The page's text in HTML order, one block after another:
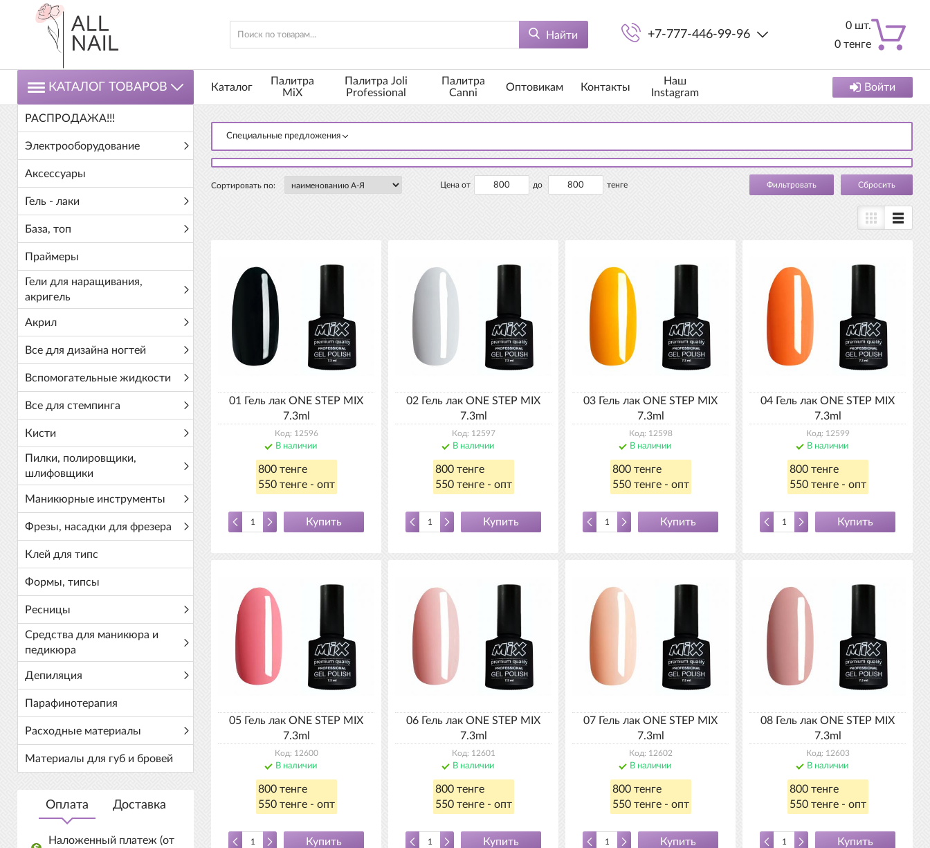
Найти +7-777-446-99-96
0 шт.
0 тенге
КАТАЛОГ ТОВАРОВ
РАСПРОДАЖА!!!
Электрооборудование
Аксессуары
Гель - лаки
База, топ
Праймеры
Гели для наращивания,
акригель
Акрил
Все для дизайна ногтей
Вспомогательные жидкости
Все для стемпинга
Кисти
Пилки, полировщики,
шлифовщики
Маникюрные инструменты
Фрезы, насадки для фрезера
Клей для типс
Формы, типсы
Ресницы
Средства для маникюра и
педикюра
Депиляция
Парафинотерапия
Расходные материалы
Материалы для губ и бровей
Оплата Доставка
Наложенный платеж (от
Каталог
Палитра
MiX
Палитра Joli
Professional
Палитра
Canni
Оптовикам Контакты
Наш
Instagram
Войти
Сортировать по: Цена от до тенге
Специальные предложения
Cбросить
01 Гель лак ONE STEP MIX
7.3ml
Код: 12596
В наличии
800 тенге
550 тенге - опт
Купить
02 Гель лак ONE STEP MIX
7.3ml
Код: 12597
В наличии
800 тенге
550 тенге - опт
Купить
03 Гель лак ONE STEP MIX
7.3ml
Код: 12598
В наличии
800 тенге
550 тенге - опт
Купить
04 Гель лак ONE STEP MIX
7.3ml
Код: 12599
В наличии
800 тенге
550 тенге - опт
Купить
05 Гель лак ONE STEP MIX
7.3ml
Код: 12600
В наличии
800 тенге
550 тенге - опт
Купить
06 Гель лак ONE STEP MIX
7.3ml
Код: 12601
В наличии
800 тенге
550 тенге - опт
Купить
07 Гель лак ONE STEP MIX
7.3ml
Код: 12602
В наличии
800 тенге
550 тенге - опт
Купить
08 Гель лак ONE STEP MIX
7.3ml
Код: 12603
В наличии
800 тенге
550 тенге - опт
Купить